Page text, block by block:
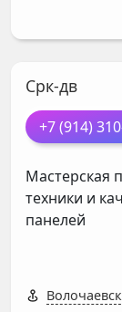
Срк-дв
+7 (914)
Мастерская
техники и
панелей